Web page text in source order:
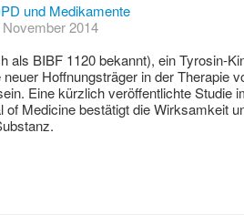
und Medikamente
2014
als BIBF 1120 bekannt), ein Tyrosin-
neuer Hoffnungsträger in der Therapie
Eine kürzlich veröffentlichte Studie
of Medicine bestätigt die Wirksamkeit